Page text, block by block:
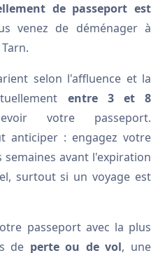
de passeport est
venez de déménager à
selon l'affluence et la
entre 3 et 8
votre passeport.
anticiper : engagez votre
avant l'expiration
surtout si un voyage est
passeport avec la plus
de perte ou de vol, une